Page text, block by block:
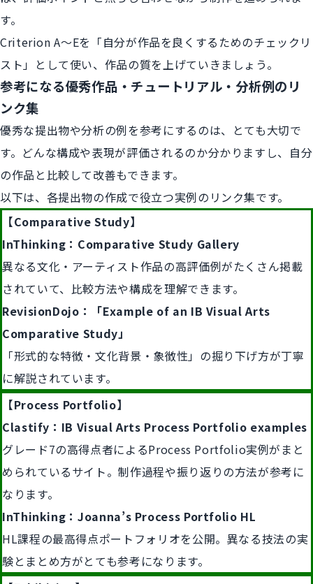
す。
Criterion A～Eを「自分が作品を良くするためのチェックリ
スト」として使い、作品の質を上げていきましょう。
参考になる優秀作品・チュートリアル・分析例のリ
ンク集
優秀な提出物や分析の例を参考にするのは、とても大切で
す。どんな構成や表現が評価されるのか分かりますし、自分
の作品と比較して改善もできます。
以下は、各提出物の作成で役立つ実例のリンク集です。
【ComparativeStudy】
InThinking：Comparative Study Gallery
異なる文化・アーティスト作品の高評価例がたくさん掲載
されていて、比較方法や構成を理解できます。
RevisionDojo：「Example of an IB Visual Arts
Comparative Study」
「形式的な特徴・文化背景・象徴性」の掘り下げ方が丁寧
に解説されています。
【Process Portfolio】
Clastify：IB Visual Arts Process Portfolio examples
グレード7の高得点者によるProcess Portfolio実例がまと
められているサイト。制作過程や振り返りの方法が参考に
なります。
InThinking：Joanna’s Process Portfolio HL
HL課程の最高得点ポートフォリオを公開。異なる技法の実
験とまとめ方がとても参考になります。